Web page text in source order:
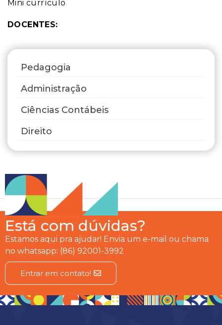
Mini currículo
DOCENTES:
Pedagogia
Administração
Ciências Contábeis
Direito
Está com dúvidas?
Estamos aqui pra ajudar! Envia um e-mail ou chama
no whatsapp: (86) 92001-3992
Entrar em contato!